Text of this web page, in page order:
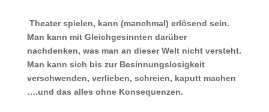
Theater spielen, kann (manchmal) erlösend sein.
Man kann mit Gleichgesinnten darüber
nachdenken, was man an dieser Welt nicht versteht.
Man kann sich bis zur Besinnungslosigkeit
verschwenden, verlieben, schreien, kaputt machen
….und das alles ohne Konsequenzen.